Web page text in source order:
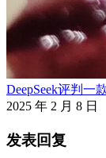
DeepSeek评判一
2025 年 2 月 8 日
发表回复